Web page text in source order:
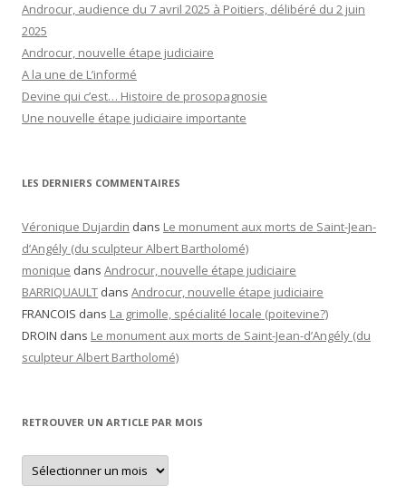
Androcur, audience du 7 avril 2025 à Poitiers, délibéré du 2 juin
2025
Androcur, nouvelle étape judiciaire
A la une de L’informé
Devine qui c’est… Histoire de prosopagnosie
Une nouvelle étape judiciaire importante
LES DERNIERS COMMENTAIRES
Véronique Dujardin dans Le monument aux morts de Saint-Jean-
d’Angély (du sculpteur Albert Bartholomé)
monique dans Androcur, nouvelle étape judiciaire
BARRIQUAULT dans Androcur, nouvelle étape judiciaire
FRANCOIS dans La grimolle, spécialité locale (poitevine?)
DROIN dans Le monument aux morts de Saint-Jean-d’Angély (du
sculpteur Albert Bartholomé)
RETROUVER UN ARTICLE PAR MOIS
Retrouver
un
article